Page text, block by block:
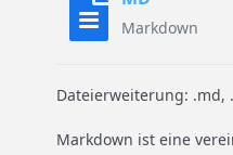
Markdown
Dateierweiterung: .md,
Markdown ist eine